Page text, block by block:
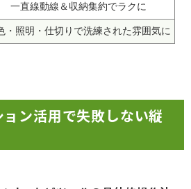
一直線動線＆収納集約でラクに
・照明・仕切りで洗練された雰囲気に
ン活用で失敗しない縦